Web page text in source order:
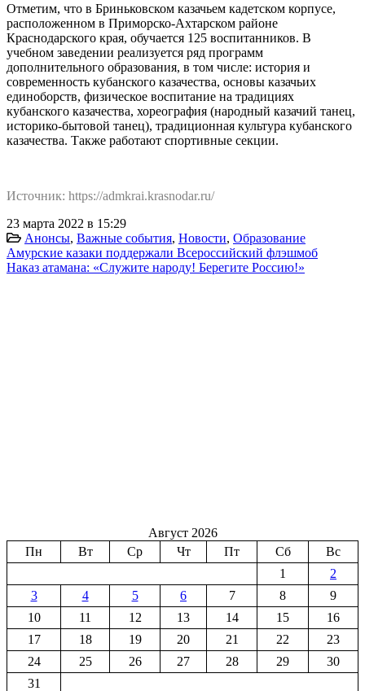
Отметим, что в Бриньковском казачьем кадетском корпусе,
расположенном в Приморско-Ахтарском районе
Краснодарского края, обучается 125 воспитанников. В
учебном заведении реализуется ряд программ
дополнительного образования, в том числе: история и
современность кубанского казачества, основы казачьих
единоборств, физическое воспитание на традициях
кубанского казачества, хореография (народный казачий танец,
историко-бытовой танец), традиционная культура кубанского
казачества. Также работают спортивные секции.
Источник: https://admkrai.krasnodar.ru/
23 марта 2022 в 15:29
Анонсы, Важные события, Новости, Образование
Амурские казаки поддержали Всероссийский флэшмоб
Наказ атамана: «Служите народу! Берегите Россию!»
Август 2026
Пн
Вт Ср Чт Пт Сб
Вс
1
2
3
4 5 6 7 8
9
10
11 12 13 14 15
16
17
18 19 20 21 22
23
24
25 26 27 28 29
30
31